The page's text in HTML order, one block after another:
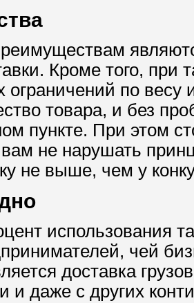
Кроме того, при
по весу
товара, и без
пункте. При этом
вам не нарушать
не выше, чем у
использования
чей
доставка
и даже с других